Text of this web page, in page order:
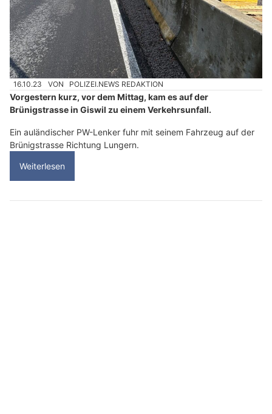
16.10.23 VON POLIZEI.NEWS REDAKTION
Vorgestern kurz, vor dem Mittag, kam es auf der
Brünigstrasse in Giswil zu einem Verkehrsunfall.
Ein auländischer PW-Lenker fuhr mit seinem Fahrzeug auf der
Brünigstrasse Richtung Lungern.
Weiterlesen